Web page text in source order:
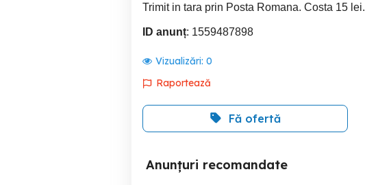
Trimit in tara prin Posta Romana. Costa 15 lei.
ID anunț: 1559487898
Vizualizări: 0
Raportează
Fă ofertă
Anunțuri recomandate